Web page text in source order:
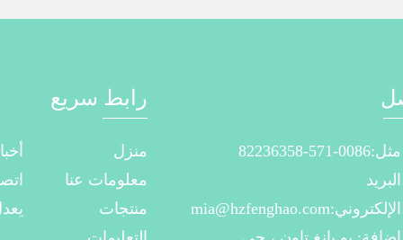
مثل:0086-571-82236358
البريد
الإلكتروني:mia@hzfenghao.com
رابط سريع
منزل
معلومات عنا
منتجات